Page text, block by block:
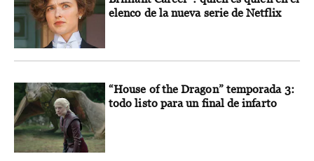
elenco de la nueva serie de Netflix
“House of the Dragon” temporada 3:
todo listo para un final de infarto